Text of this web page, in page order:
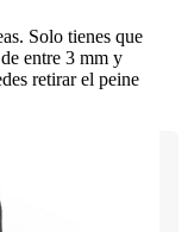
Solo tienes que
entre 3 mm y
retirar el peine